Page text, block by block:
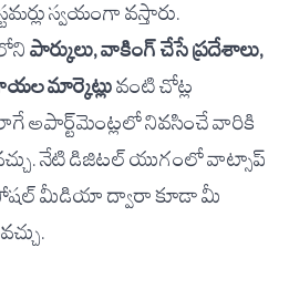
స్వయంగా వస్తారు.
పార్కులు, వాకింగ్ చేసే ప్రదేశాలు,
మార్కెట్లువంటి చోట్ల
అపార్ట్‌మెంట్లలో నివసించే వారికి
నేటి డిజిటల్ యుగంలో వాట్సాప్
సోషల్ మీడియా ద్వారా కూడా మీ